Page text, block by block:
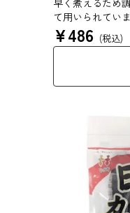
早く煮えるため
て用いられてい
ん、佃煮、煮締
¥486 (税込)